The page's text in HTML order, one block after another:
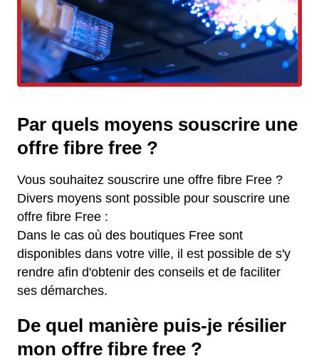
Par quels moyens souscrire une
offre fibre free ?
Vous souhaitez souscrire une offre fibre Free ?
Divers moyens sont possible pour souscrire une
offre fibre Free :
Dans le cas où des boutiques Free sont
disponibles dans votre ville, il est possible de s'y
rendre afin d'obtenir des conseils et de faciliter
ses démarches.
De quel manière puis-je résilier
mon offre fibre free ?